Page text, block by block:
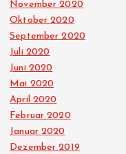
November 2020
Oktober 2020
September 2020
Juli 2020
Juni 2020
Mai 2020
April 2020
Februar 2020
Januar 2020
Dezember 2019